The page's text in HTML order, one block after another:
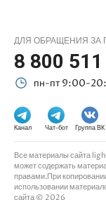
ДЛЯ ОБРАЩЕНИЯ
8 800
пн-пт 9:00-
Канал Чат-бот Группа ВК
Все материалы сайта
может содержать
правами.При
использовании
сайта © 2026